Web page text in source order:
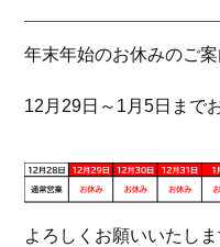
年末年始のお休みのご案
12月29日～1月5日まで
よろしくお願いいたしま